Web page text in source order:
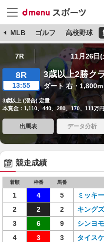
MLB ゴルフ 高校野球
7R 11月26日(
8R
13:55
3歳以上2勝ク
ダート 右・
3歳以上 (混合) 定量
本賞金：1,110、440、280、170、111万円
出馬表 データ分析
競走成績
着順 枠番 馬番
1 4 5 ミッキ
2
2 2 キング
3
6 9 シンヨ
4
3 3 タイス